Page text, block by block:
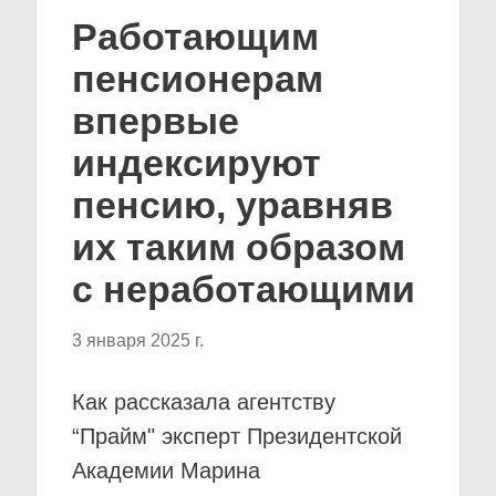
Работающим
пенсионерам
впервые
индексируют
пенсию, уравняв
их таким образом
с неработающими
3 января 2025 г.
Как рассказала агентству
“Прайм" эксперт Президентской
Академии Марина